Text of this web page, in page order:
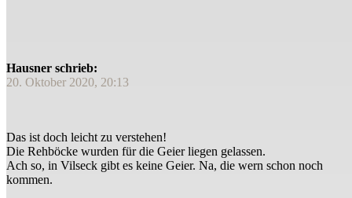
Hausner schrieb:
20. Oktober 2020, 20:13
Das ist doch leicht zu verstehen!
Die Rehböcke wurden für die Geier liegen gelassen.
Ach so, in Vilseck gibt es keine Geier. Na, die wern schon noch
kommen.